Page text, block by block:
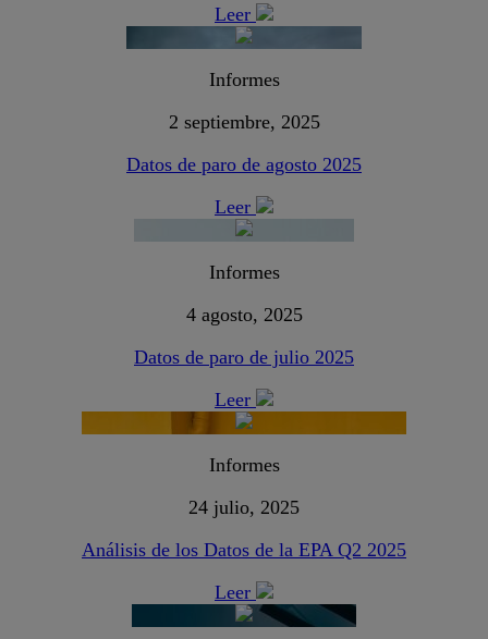
Leer
Informes
2 septiembre, 2025
Datos de paro de agosto 2025
Leer
Informes
4 agosto, 2025
Datos de paro de julio 2025
Leer
Informes
24 julio, 2025
Análisis de los Datos de la EPA Q2 2025
Leer